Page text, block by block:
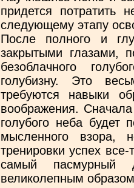
придется потратить
следующему этапу
После полного и
закрытыми глазами,
безоблачного
голубизну. Это
требуются навыки
воображения.
голубого неба будет
мысленного взора,
тренировки успех
самый пасмурный
великолепным